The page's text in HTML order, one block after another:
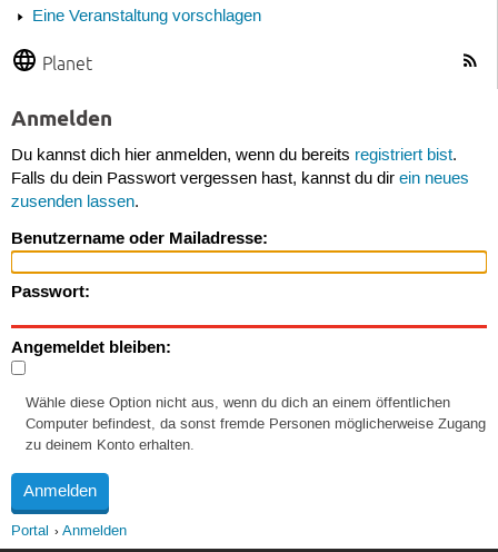
Eine Veranstaltung vorschlagen
Planet
Anmelden
Du kannst dich hier anmelden, wenn du bereits registriert bist.
Falls du dein Passwort vergessen hast, kannst du dir ein neues
zusenden lassen.
Benutzername oder Mailadresse:
Passwort:
Angemeldet bleiben:
Wähle diese Option nicht aus, wenn du dich an einem öffentlichen
Computer befindest, da sonst fremde Personen möglicherweise Zugang
zu deinem Konto erhalten.
Portal Anmelden